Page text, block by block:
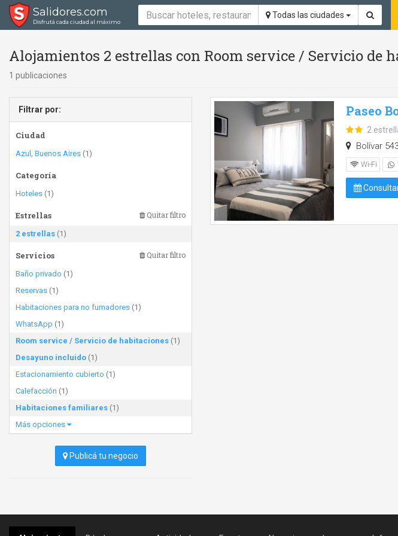
Salidores.com
Disfrutá cada ciudad al máximo
Todas las ciudades
Alojamientos 2 estrellas con Room service / Servicio de
1 publicaciones
Filtrar por:
Ciudad
Azul, Buenos Aires (1)
Categoría
Hoteles (1)
Estrellas Quitar filtro
2 estrellas (1)
Servicios Quitar filtro
Baño privado (1)
Reservas (1)
Habitaciones para no fumadores (1)
WhatsApp (1)
Room service / Servicio de habitaciones (1)
Desayuno incluido (1)
Estacionamiento cubierto (1)
Calefacción (1)
Habitaciones familiares (1)
Más opciones
Publicá tu negocio
Paseo
2
Bolívar
Wi-Fi